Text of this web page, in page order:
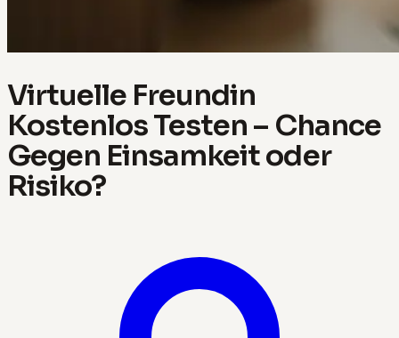
Virtuelle Freundin
Kostenlos Testen – Chance
Gegen Einsamkeit oder
Risiko?